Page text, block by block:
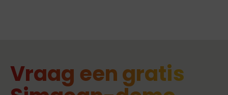
Vraag een gratis